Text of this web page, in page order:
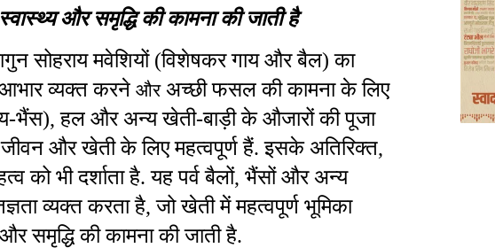
और समृद्धि की कामना की जाती है
सोहराय मवेशियों (विशेषकर गाय और बैल) का
व्यक्त करने औरअच्छी फसल की कामना के लिए
भैंस),हल और अन्य खेती-बाड़ी के औजारों की पूजा
और खेती के लिए महत्वपूर्ण हैं. इसके अतिरिक्त,
को भी दर्शाता है. यह पर्व बैलों, भैंसों और अन्य
व्यक्त करता है,जो खेती में महत्वपूर्ण भूमिका
समृद्धि की कामना की जाती है.